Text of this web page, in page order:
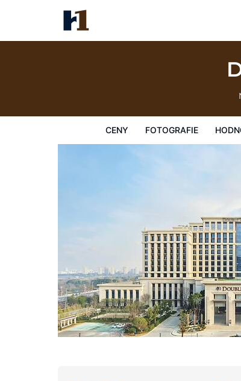
CENY FOTOGRAFIE
DoubleTree by Hilton Quzhou
Ceny Fotografie